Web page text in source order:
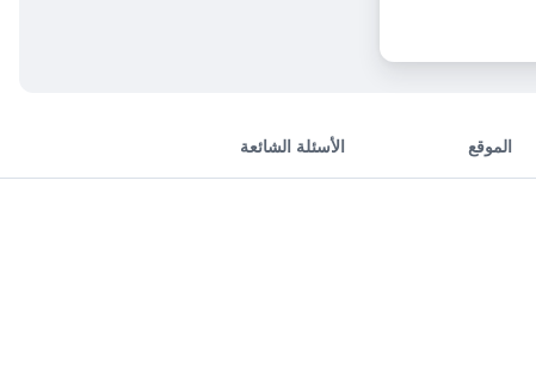
الموقع الأسئلة الشائعة